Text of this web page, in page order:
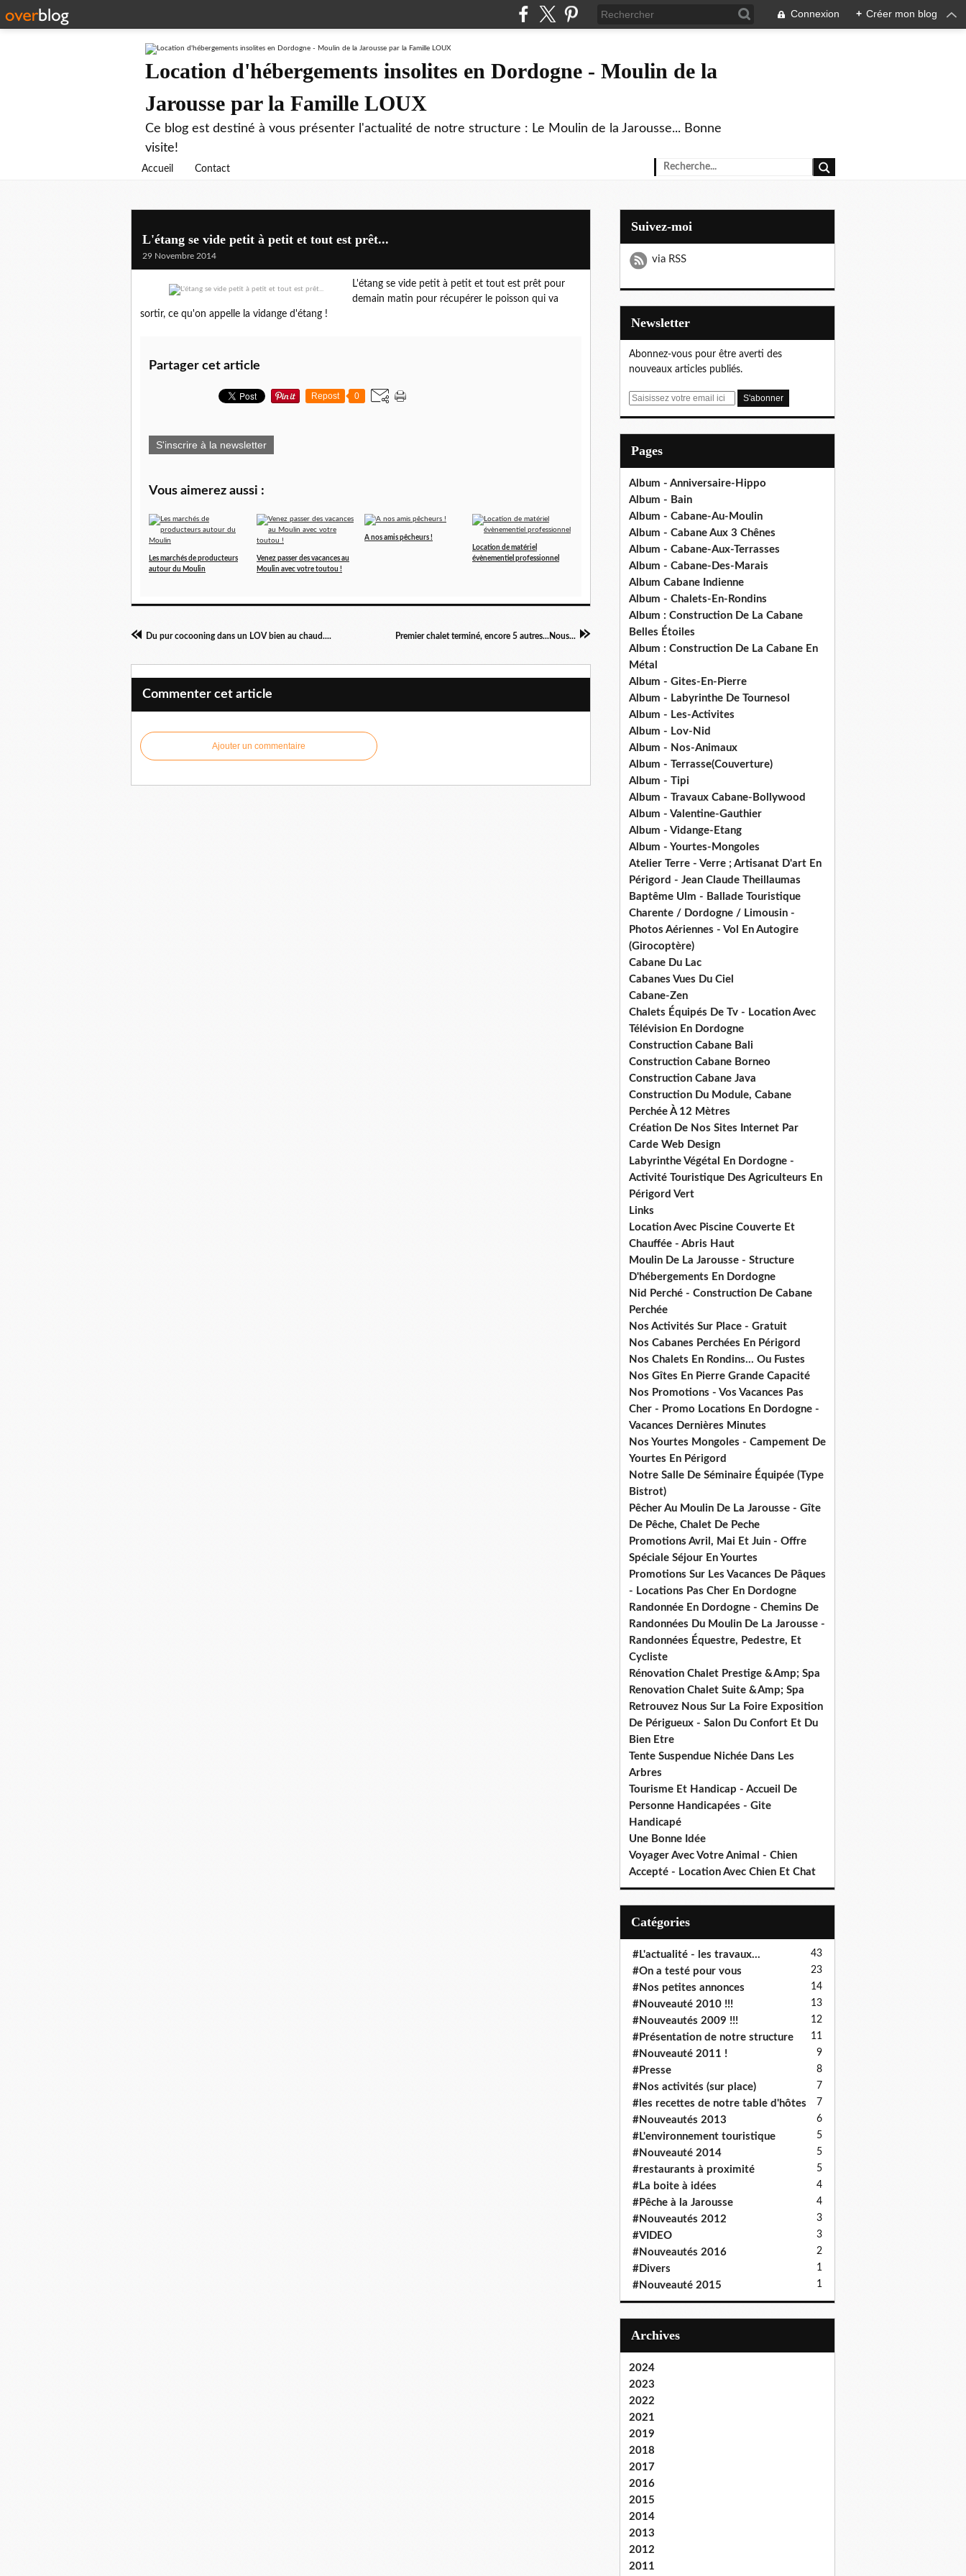
Connexion + Créer mon blog
Location d'hébergements insolites en Dordogne - Moulin de la
Jarousse par la Famille LOUX
Ce blog est destiné à vous présenter l'actualité de notre structure : Le Moulin de la Jarousse... Bonne
visite!
Accueil Contact
L'étang se vide petit à petit et tout est prêt...
29 Novembre 2014
L'étang se vide petit à petit et tout est prêt pour
demain matin pour récupérer le poisson qui va
sortir, ce qu'on appelle la vidange d'étang !
Partager cet article
Repost 0
S'inscrire à la newsletter
Vous aimerez aussi :
Les marchés de producteurs
autour du Moulin
Venez passer des vacances au
Moulin avec votre toutou !
A nos amis pêcheurs !
Location de matériel
évènementiel professionnel
Du pur cocooning dans un LOV bien au chaud.... Premier chalet terminé, encore 5 autres...Nous...
Commenter cet article
Ajouter un commentaire
Suivez-moi
via RSS
Newsletter
Abonnez-vous pour être averti des
nouveaux articles publiés.
E
Pages
Album - Anniversaire-Hippo
Album - Bain
Album - Cabane-Au-Moulin
Album - Cabane Aux 3 Chênes
Album - Cabane-Aux-Terrasses
Album - Cabane-Des-Marais
Album Cabane Indienne
Album - Chalets-En-Rondins
Album : Construction De La Cabane
Belles Étoiles
Album : Construction De La Cabane En
Métal
Album - Gites-En-Pierre
Album - Labyrinthe De Tournesol
Album - Les-Activites
Album - Lov-Nid
Album - Nos-Animaux
Album - Terrasse(Couverture)
Album - Tipi
Album - Travaux Cabane-Bollywood
Album - Valentine-Gauthier
Album - Vidange-Etang
Album - Yourtes-Mongoles
Atelier Terre - Verre ; Artisanat D'art En
Périgord - Jean Claude Theillaumas
Baptême Ulm - Ballade Touristique
Charente / Dordogne / Limousin -
Photos Aériennes - Vol En Autogire
(Girocoptère)
Cabane Du Lac
Cabanes Vues Du Ciel
Cabane-Zen
Chalets Équipés De Tv - Location Avec
Télévision En Dordogne
Construction Cabane Bali
Construction Cabane Borneo
Construction Cabane Java
Construction Du Module, Cabane
Perchée À 12 Mètres
Création De Nos Sites Internet Par
Carde Web Design
Labyrinthe Végétal En Dordogne -
Activité Touristique Des Agriculteurs En
Périgord Vert
Links
Location Avec Piscine Couverte Et
Chauffée - Abris Haut
Moulin De La Jarousse - Structure
D'hébergements En Dordogne
Nid Perché - Construction De Cabane
Perchée
Nos Activités Sur Place - Gratuit
Nos Cabanes Perchées En Périgord
Nos Chalets En Rondins... Ou Fustes
Nos Gîtes En Pierre Grande Capacité
Nos Promotions - Vos Vacances Pas
Cher - Promo Locations En Dordogne -
Vacances Dernières Minutes
Nos Yourtes Mongoles - Campement De
Yourtes En Périgord
Notre Salle De Séminaire Équipée (Type
Bistrot)
Pêcher Au Moulin De La Jarousse - Gîte
De Pêche, Chalet De Peche
Promotions Avril, Mai Et Juin - Offre
Spéciale Séjour En Yourtes
Promotions Sur Les Vacances De Pâques
- Locations Pas Cher En Dordogne
Randonnée En Dordogne - Chemins De
Randonnées Du Moulin De La Jarousse -
Randonnées Équestre, Pedestre, Et
Cycliste
Rénovation Chalet Prestige &Amp; Spa
Renovation Chalet Suite &Amp; Spa
Retrouvez Nous Sur La Foire Exposition
De Périgueux - Salon Du Confort Et Du
Bien Etre
Tente Suspendue Nichée Dans Les
Arbres
Tourisme Et Handicap - Accueil De
Personne Handicapées - Gite
Handicapé
Une Bonne Idée
Voyager Avec Votre Animal - Chien
Accepté - Location Avec Chien Et Chat
Catégories
#L'actualité - les travaux... 43
#On a testé pour vous 23
#Nos petites annonces 14
#Nouveauté 2010 !!! 13
#Nouveautés 2009 !!! 12
#Présentation de notre structure 11
#Nouveauté 2011 ! 9
#Presse 8
#Nos activités (sur place) 7
#les recettes de notre table d'hôtes 7
#Nouveautés 2013 6
#L'environnement touristique 5
#Nouveauté 2014 5
#restaurants à proximité 5
#La boite à idées 4
#Pêche à la Jarousse 4
#Nouveautés 2012 3
#VIDEO 3
#Nouveautés 2016 2
#Divers 1
#Nouveauté 2015 1
Archives
2024
2023
2022
2021
2019
2018
2017
2016
2015
2014
2013
2012
2011